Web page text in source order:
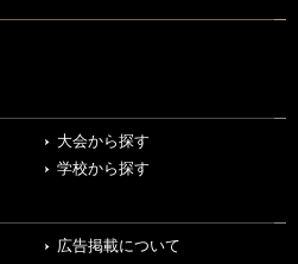
大会から探す
学校から探す
広告掲載について